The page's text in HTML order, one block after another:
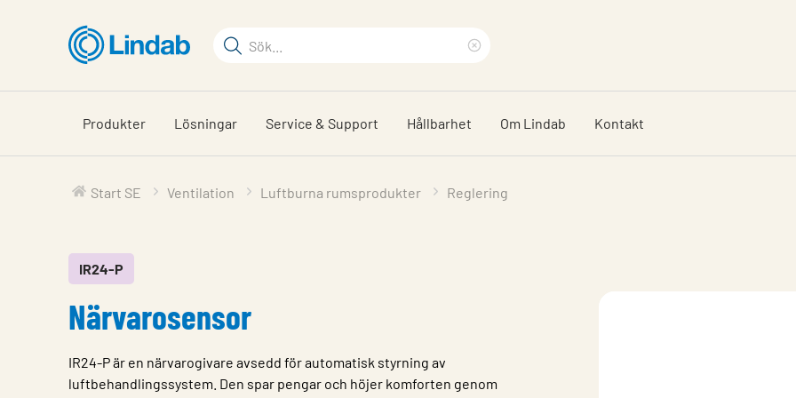
huvudinnehållet
Sökord
på
sajten
sökfras
Produkter Lösningar Service & Support Hållbarhet Om Lindab Kontakt
Start SE Ventilation Luftburna rumsprodukter Reglering
IR24-P
Närvarosensor
IR24-P är en närvarogivare avsedd för automatisk styrning av
luftbehandlingssystem. Den spar pengar och höjer komforten genom